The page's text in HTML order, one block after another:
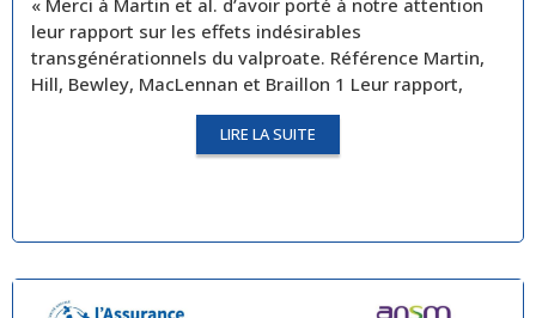
leur rapport sur les effets indésirables
transgénérationnels du valproate. Référence Martin,
Hill, Bewley, MacLennan et Braillon 1 Leur rapport,
LIRE LA SUITE